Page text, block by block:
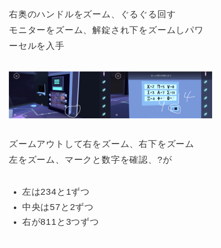
右奥のハンドルをズーム、ぐるぐる回す
モニターをズーム、解錠され下をズームしパワ
ーセルを入手
ズームアウトして右をズーム、右下をズーム
左をズーム、マークと数字を確認、?が
左は234と1ずつ
中央は57と2ずつ
右が811と3つずつ